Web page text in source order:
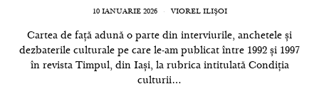
10 IANUARIE 2026 VIOREL ILIȘOI
Cartea de față adună o parte din interviurile, anchetele și
dezbaterile culturale pe care le-am publicat între 1992 și 1997
în revista Timpul, din Iași, la rubrica intitulată Condiția
culturii…